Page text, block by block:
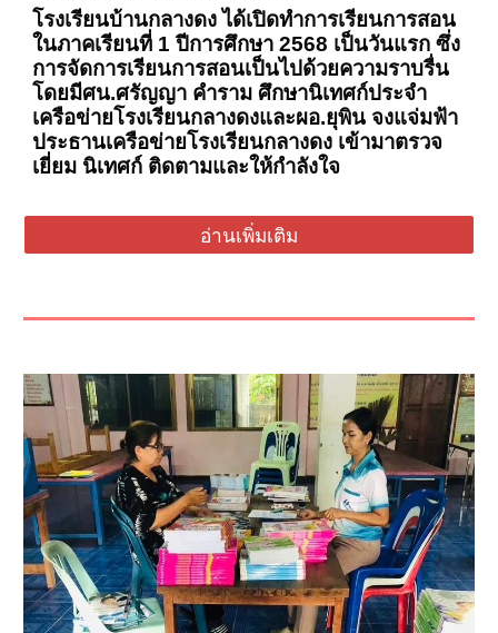
โรงเรียนบ้านกลางดง ได้เปิดทำการเรียนการสอน
ในภาคเรียนที่ 1 ปีการศึกษา 2568 เป็นวันแรก ซึ่ง
การจัดการเรียนการสอนเป็นไปด้วยความราบรื่น
โดยมีศน.ศรัญญา คำราม ศึกษานิเทศก์ประจำ
เครือข่ายโรงเรียนกลางดงและผอ.ยุพิน จงแจ่มฟ้า
ประธานเครือข่ายโรงเรียนกลางดง เข้ามาตรวจ
เยี่ยม นิเทศก์ ติดตามและให้กำลังใจ
อ่านเพิ่มเติม